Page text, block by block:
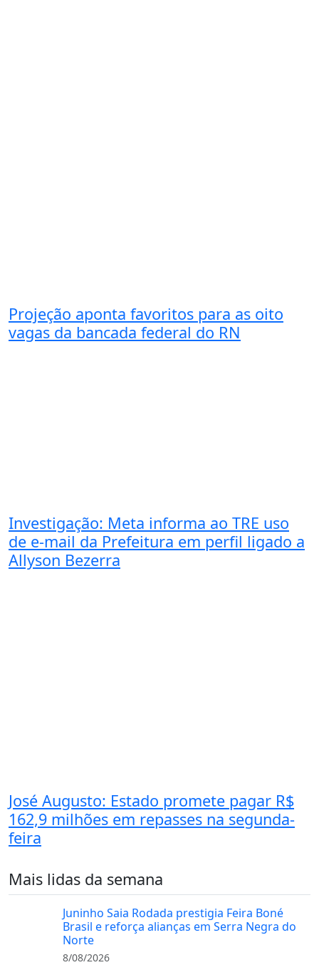
Projeção aponta favoritos para as oito
vagas da bancada federal do RN
Investigação: Meta informa ao TRE uso
de e-mail da Prefeitura em perfil ligado a
Allyson Bezerra
José Augusto: Estado promete pagar R$
162,9 milhões em repasses na segunda-
feira
Mais lidas da semana
Juninho Saia Rodada prestigia Feira Boné
Brasil e reforça alianças em Serra Negra do
Norte
8/08/2026